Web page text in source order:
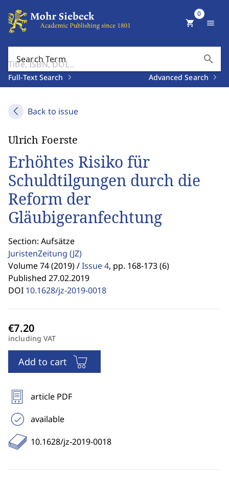
Search Term search
Full-Text Search Advanced Search
shopping_cart
0
menu
Back to issue
Ulrich Foerste
Erhöhtes Risiko für
Schuldtilgungen durch die
Reform der
Gläubigeranfechtung
Section: Aufsätze
JuristenZeitung (JZ)
Volume 74 (2019) /Issue 4, pp. 168-173 (6)
Published 27.02.2019
DOI 10.1628/jz-2019-0018
including VAT
Add to cart
article PDF
available
10.1628/jz-2019-0018